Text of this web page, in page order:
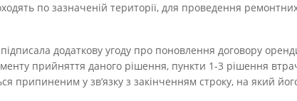
по зазначеній території, для проведення
додаткову угоду про поновлення договору
прийняття даного рішення, пункти 1-3 рішення
припиненим у зв’язку з закінченням строку, на який